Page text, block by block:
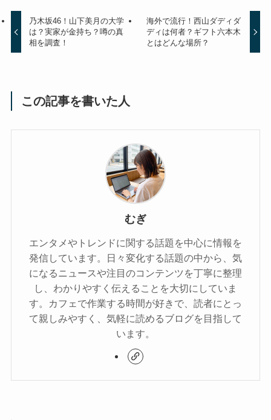
乃木坂46！山下美月の大学
は？実家が金持ち？噂の真
相を調査！
海外で流行！西山ダディダ
ディは何者？ギフト六本木
とはどんな場所？
この記事を書いた人
むぎ
エンタメやトレンドに関する話題を中心に情報を
発信しています。日々変化する話題の中から、気
になるニュースや注目のコンテンツを丁寧に整理
し、わかりやすく伝えることを大切にしていま
す。カフェで作業する時間が好きで、読者にとっ
て親しみやすく、気軽に読めるブログを目指して
います。